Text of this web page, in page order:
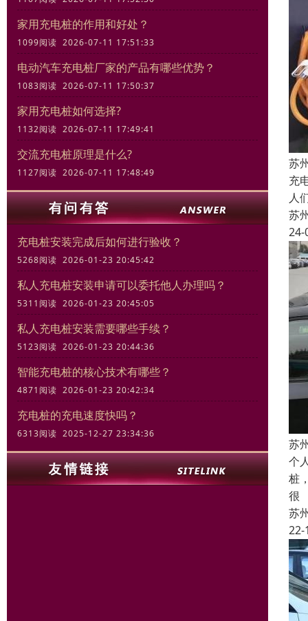
家用充电桩的作用和好处？
1099阅读 2026-07-11 17:51:33
电动汽车充电桩厂家的产品有哪些优势？
1083阅读 2026-07-11 17:50:37
家用充电桩如何选择?
1132阅读 2026-07-11 17:49:41
交流充电桩原理是什么?
1127阅读 2026-07-11 17:48:49
充电桩安装完成后如何进行验收？
5268阅读 2026-01-23 20:45:42
私人充电桩安装申请可以委托他人办理吗？
5311阅读 2026-01-23 20:45:05
私人充电桩安装需要哪些手续？
5123阅读 2026-01-23 20:44:36
智能充电桩的核心技术有哪些？
4871阅读 2026-01-23 20:42:34
充电桩的充电速度快吗？
6313阅读 2025-12-27 23:34:36
苏
充
人
苏
24-
苏
个
桩
很
苏
22-